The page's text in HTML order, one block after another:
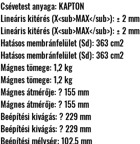
                Csévetest anyaga: KAPTON
                Lineáris kitérés (X<sub>MAX</sub>): ± 2 mm
                Lineáris kitérés (X<sub>MAX</sub>): ± 2 mm
                Hatásos membránfelület (Sd): 363 cm2
                Hatásos membránfelület (Sd): 363 cm2
                Mágnes tömege: 1,2 kg
                Mágnes tömege: 1,2 kg
                Mágnes átmérője: ? 155 mm
                Mágnes átmérője: ? 155 mm
                Beépítési kivágás: ? 229 mm
                Beépítési kivágás: ? 229 mm
                Beépítési mélység: 102,5 mm